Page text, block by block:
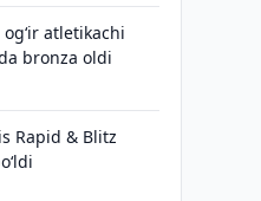
atletikachi
bronza oldi
Rapid & Blitz